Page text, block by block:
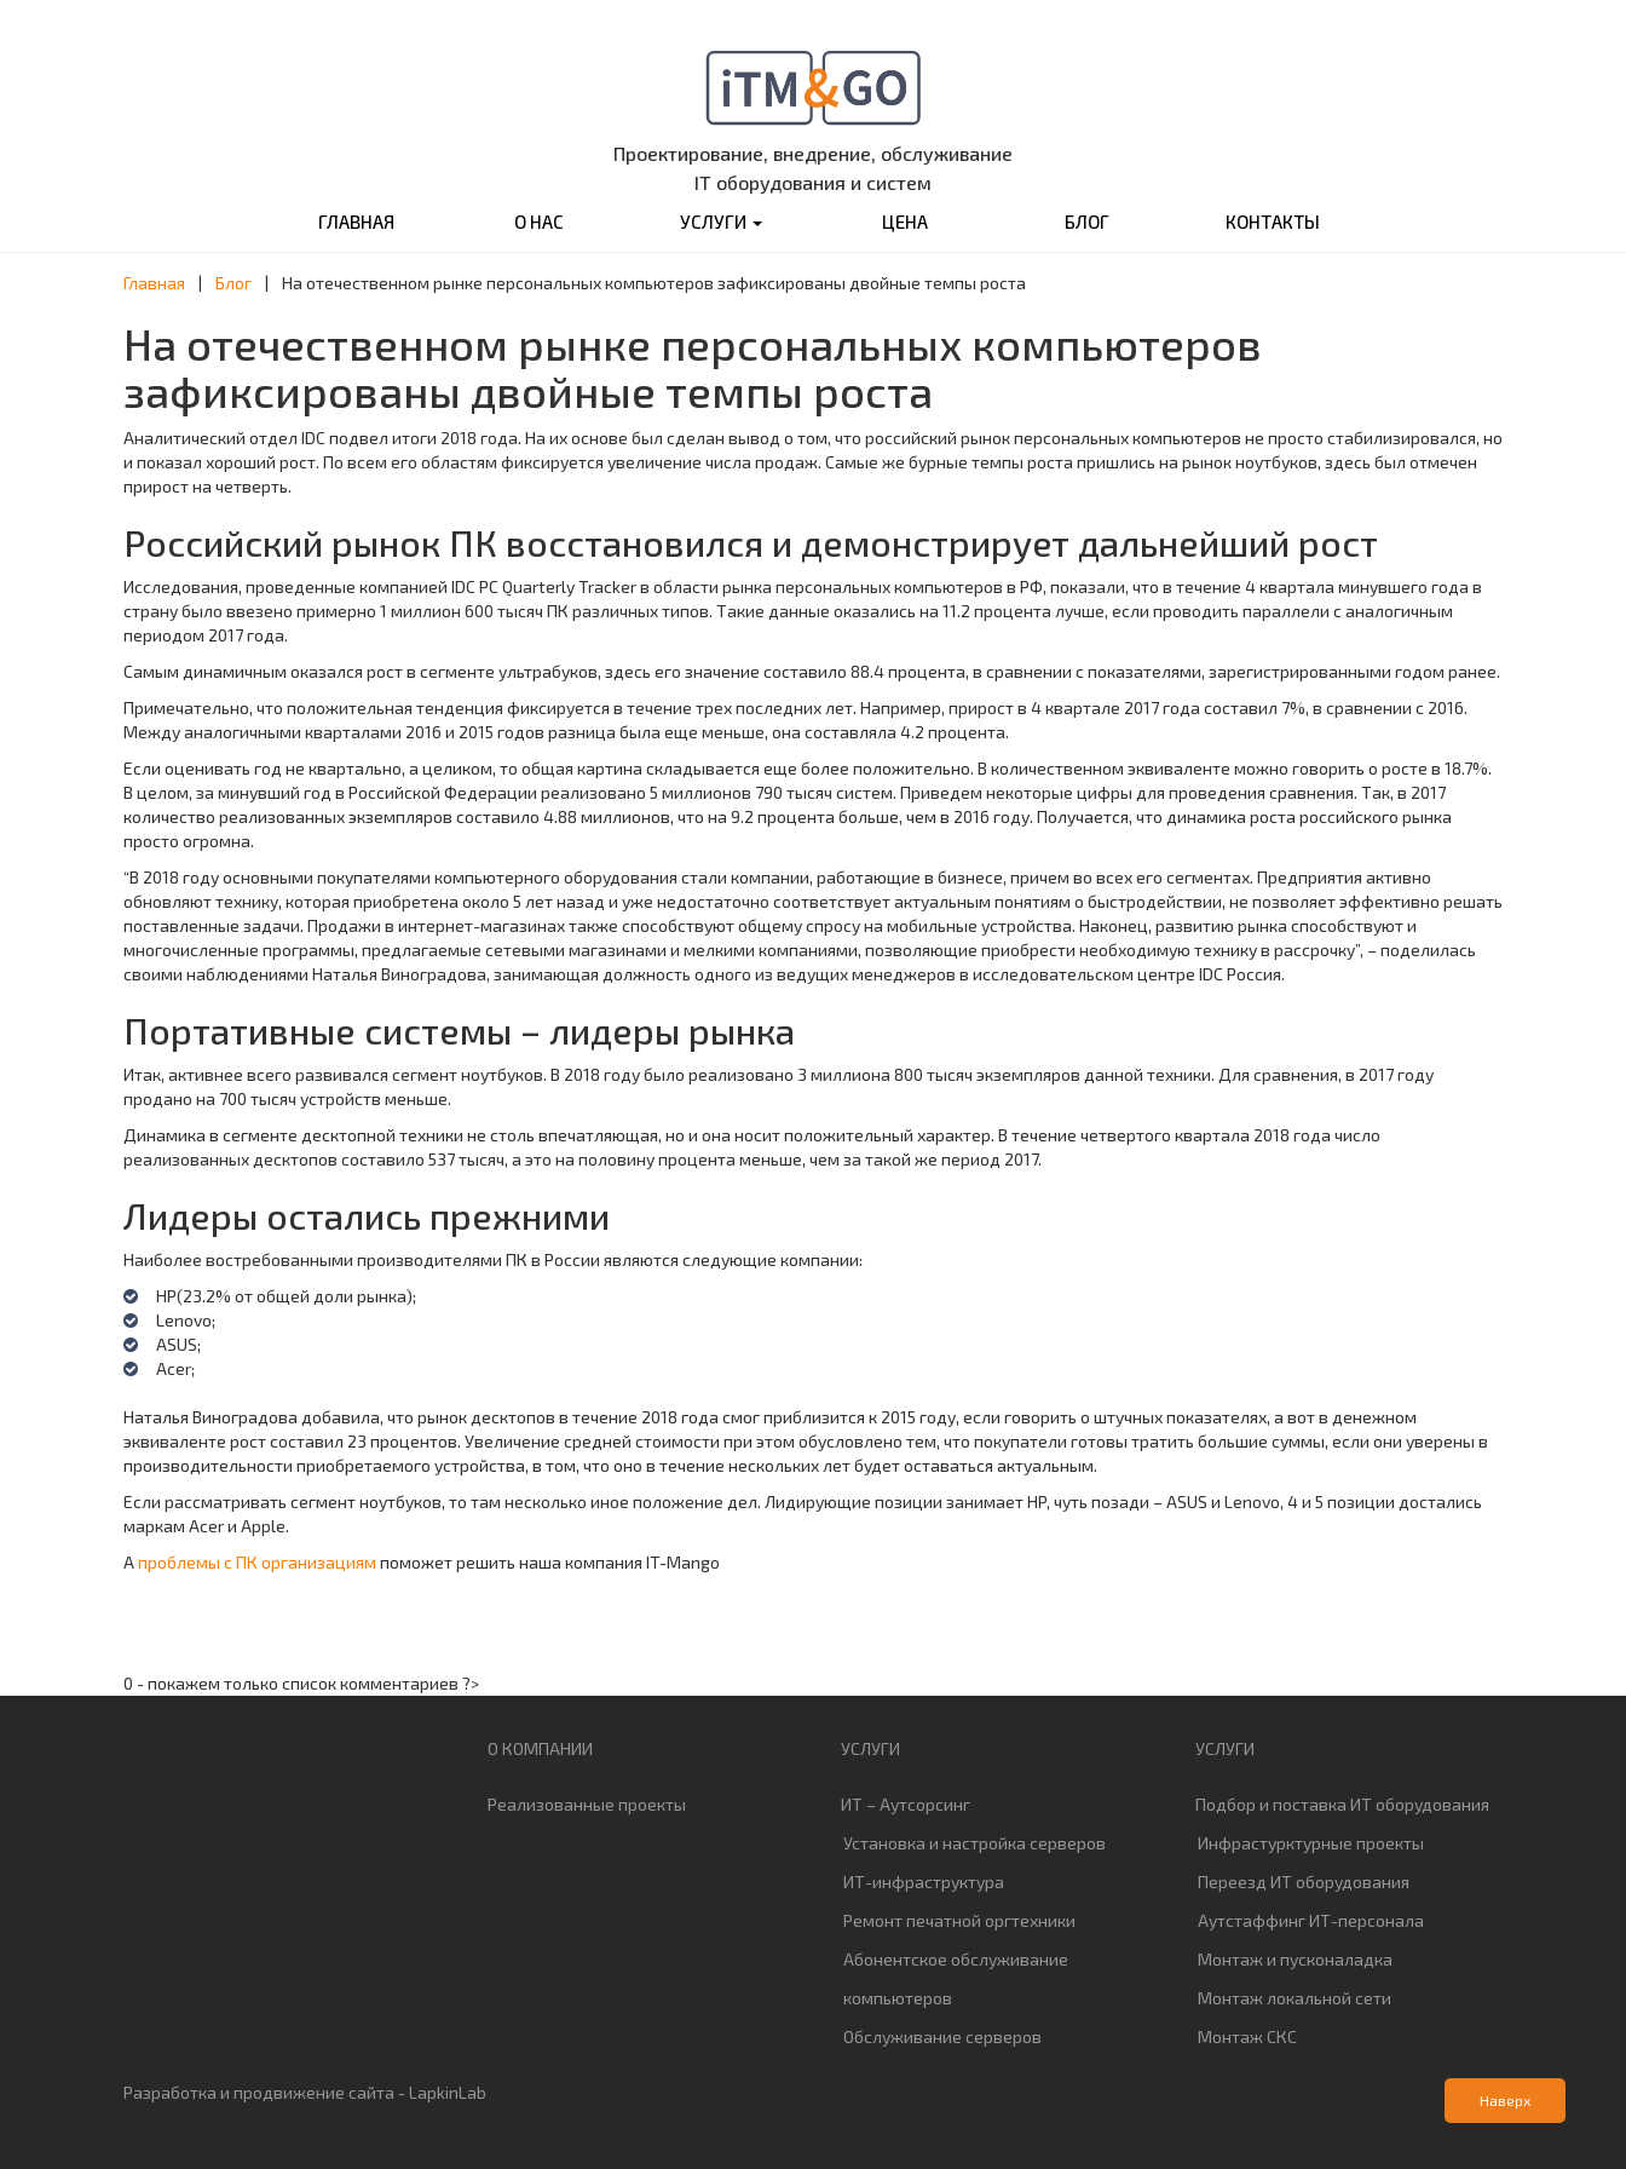
Проектирование, внедрение, обслуживание
IT оборудования и систем
ГЛАВНАЯ О НАС УСЛУГИ ЦЕНА БЛОГ КОНТАКТЫ
Главная | Блог | На отечественном рынке персональных компьютеров зафиксированы двойные темпы роста
На отечественном рынке персональных компьютеров
зафиксированы двойные темпы роста
Аналитический отдел IDC подвел итоги 2018 года. На их основе был сделан вывод о том, что российский рынок персональных компьютеров не просто стабилизировался, но
и показал хороший рост. По всем его областям фиксируется увеличение числа продаж. Самые же бурные темпы роста пришлись на рынок ноутбуков, здесь был отмечен
прирост на четверть.
Российский рынок ПК восстановился и демонстрирует дальнейший рост
Исследования, проведенные компанией IDC PC Quarterly Tracker в области рынка персональных компьютеров в РФ, показали, что в течение 4 квартала минувшего года в
страну было ввезено примерно 1 миллион 600 тысяч ПК различных типов. Такие данные оказались на 11.2 процента лучше, если проводить параллели с аналогичным
периодом 2017 года.
Самым динамичным оказался рост в сегменте ультрабуков, здесь его значение составило 88.4 процента, в сравнении с показателями, зарегистрированными годом ранее.
Примечательно, что положительная тенденция фиксируется в течение трех последних лет. Например, прирост в 4 квартале 2017 года составил 7%, в сравнении с 2016.
Между аналогичными кварталами 2016 и 2015 годов разница была еще меньше, она составляла 4.2 процента.
Если оценивать год не квартально, а целиком, то общая картина складывается еще более положительно. В количественном эквиваленте можно говорить о росте в 18.7%.
В целом, за минувший год в Российской Федерации реализовано 5 миллионов 790 тысяч систем. Приведем некоторые цифры для проведения сравнения. Так, в 2017
количество реализованных экземпляров составило 4.88 миллионов, что на 9.2 процента больше, чем в 2016 году. Получается, что динамика роста российского рынка
просто огромна.
“В 2018 году основными покупателями компьютерного оборудования стали компании, работающие в бизнесе, причем во всех его сегментах. Предприятия активно
обновляют технику, которая приобретена около 5 лет назад и уже недостаточно соответствует актуальным понятиям о быстродействии, не позволяет эффективно решать
поставленные задачи. Продажи в интернет-магазинах также способствуют общему спросу на мобильные устройства. Наконец, развитию рынка способствуют и
многочисленные программы, предлагаемые сетевыми магазинами и мелкими компаниями, позволяющие приобрести необходимую технику в рассрочку”, – поделилась
своими наблюдениями Наталья Виноградова, занимающая должность одного из ведущих менеджеров в исследовательском центре IDC Россия.
Портативные системы – лидеры рынка
Итак, активнее всего развивался сегмент ноутбуков. В 2018 году было реализовано 3 миллиона 800 тысяч экземпляров данной техники. Для сравнения, в 2017 году
продано на 700 тысяч устройств меньше.
Динамика в сегменте десктопной техники не столь впечатляющая, но и она носит положительный характер. В течение четвертого квартала 2018 года число
реализованных десктопов составило 537 тысяч, а это на половину процента меньше, чем за такой же период 2017.
Лидеры остались прежними
Наиболее востребованными производителями ПК в России являются следующие компании:
HP(23.2% от общей доли рынка);
Lenovo;
ASUS;
Acer;
Наталья Виноградова добавила, что рынок десктопов в течение 2018 года смог приблизится к 2015 году, если говорить о штучных показателях, а вот в денежном
эквиваленте рост составил 23 процентов. Увеличение средней стоимости при этом обусловлено тем, что покупатели готовы тратить большие суммы, если они уверены в
производительности приобретаемого устройства, в том, что оно в течение нескольких лет будет оставаться актуальным.
Если рассматривать сегмент ноутбуков, то там несколько иное положение дел. Лидирующие позиции занимает HP, чуть позади – ASUS и Lenovo, 4 и 5 позиции достались
маркам Acer и Apple.
Апроблемы с ПК организациям поможет решить наша компания IT-Mango
0 - покажем только список комментариев ?>
О КОМПАНИИ
Реализованные проекты
УСЛУГИ
ИТ – Аутсорсинг
Установка и настройка серверов
ИТ-инфраструктура
Ремонт печатной оргтехники
Абонентское обслуживание
компьютеров
Обслуживание серверов
УСЛУГИ
Подбор и поставка ИТ оборудования
Инфрастурктурные проекты
Переезд ИТ оборудования
Аутстаффинг ИТ-персонала
Монтаж и пусконаладка
Монтаж локальной сети
Монтаж СКС
Разработка и продвижение сайта - LapkinLab Наверх